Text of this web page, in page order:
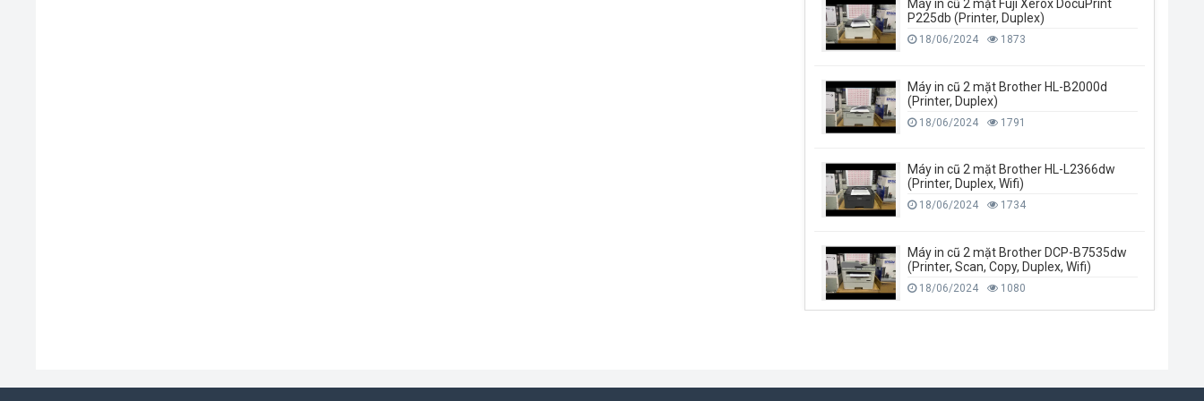
Máy in cũ 2 mặt Fuji Xerox DocuPrint
P225db (Printer, Duplex)
18/06/2024 1873
Máy in cũ 2 mặt Brother HL-B2000d
(Printer, Duplex)
18/06/2024 1791
Máy in cũ 2 mặt Brother HL-L2366dw
(Printer, Duplex, Wifi)
18/06/2024 1734
Máy in cũ 2 mặt Brother DCP-B7535dw
(Printer, Scan, Copy, Duplex, Wifi)
18/06/2024 1080